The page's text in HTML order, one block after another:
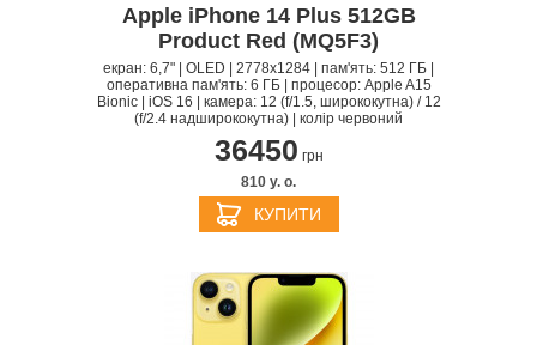
Apple iPhone 14 Plus 512GB
Product Red (MQ5F3)
екран: 6,7" | OLED | 2778x1284 | пам'ять: 512 ГБ |
оперативна пам'ять: 6 ГБ | процесор: Apple A15
Bionic | iOS 16 | камера: 12 (f/1.5, ширококутна) / 12
(f/2.4 надширококутна) | колір червоний
36450 грн
810 y. о.
КУПИТИ